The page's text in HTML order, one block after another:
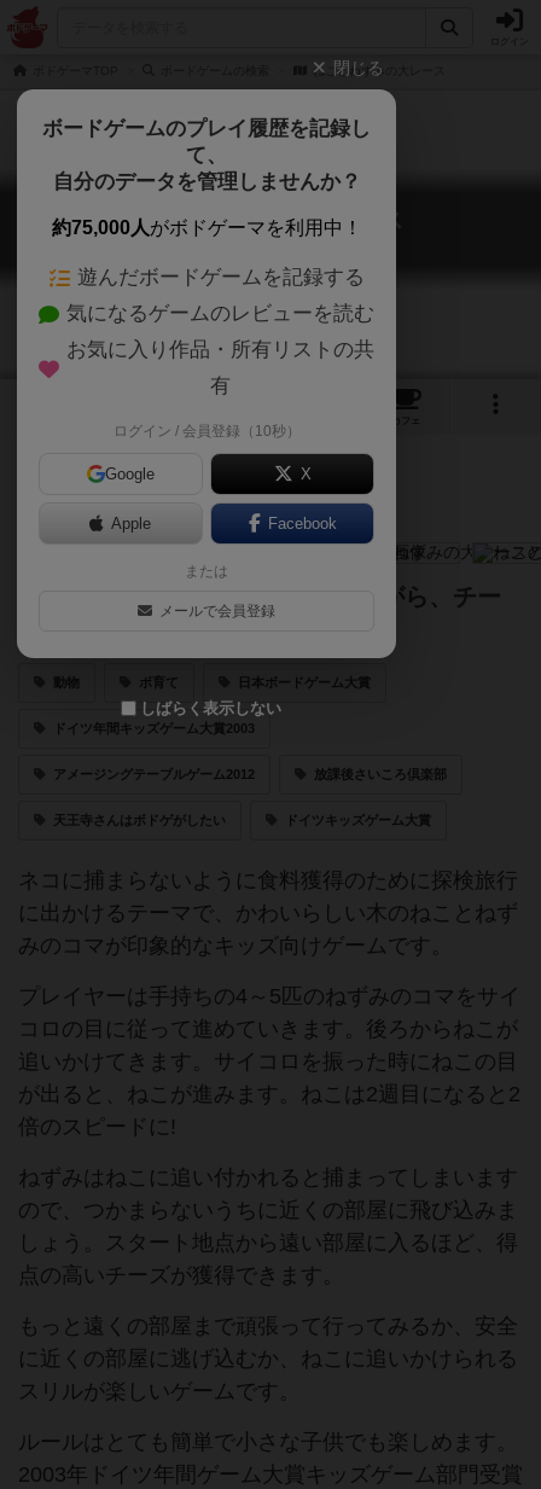
ねことねずみの大レース
ねことねずみの大レース
Viva Topo!
カフェ
ネコにつかまらないように逃げながら、チー
ズを手に入れよう!
動物 ボ育て 日本ボードゲーム大賞
ドイツ年間キッズゲーム大賞2003
アメージングテーブルゲーム2012 放課後さいころ倶楽部
天王寺さんはボドゲがしたい ドイツキッズゲーム大賞
ネコに捕まらないように食料獲得のために探検旅行
に出かけるテーマで、かわいらしい木のねことねず
みのコマが印象的なキッズ向けゲームです。
プレイヤーは手持ちの4～5匹のねずみのコマをサイ
コロの目に従って進めていきます。後ろからねこが
追いかけてきます。サイコロを振った時にねこの目
が出ると、ねこが進みます。ねこは2週目になると2
倍のスピードに!
ねずみはねこに追い付かれると捕まってしまいます
ので、つかまらないうちに近くの部屋に飛び込みま
しょう。スタート地点から遠い部屋に入るほど、得
点の高いチーズが獲得できます。
もっと遠くの部屋まで頑張って行ってみるか、安全
に近くの部屋に逃げ込むか、ねこに追いかけられる
スリルが楽しいゲームです。
ルールはとても簡単で小さな子供でも楽しめます。
2003年ドイツ年間ゲーム大賞キッズゲーム部門受賞
閉じる
ボードゲームのプレイ履歴を記録し
て、
自分のデータを管理しませんか？
約75,000人がボドゲーマを利用中！
遊んだボードゲームを記録する
気になるゲームのレビューを読む
お気に入り作品・所有リストの共
有
ログイン / 会員登録（10秒）
Google X
Apple Facebook
または
メールで会員登録
しばらく表示しない